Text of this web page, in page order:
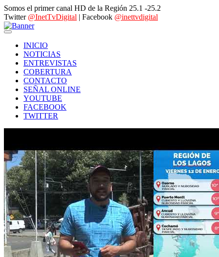
Somos el primer canal HD de la Región 25.1 -25.2
Twitter @InetTvDigital | Facebook @inettvdigital
INICIO
NOTICIAS
ENTREVISTAS
COBERTURA
CONTACTO
SEÑAL ONLINE
YOUTUBE
FACEBOOK
TWITTER